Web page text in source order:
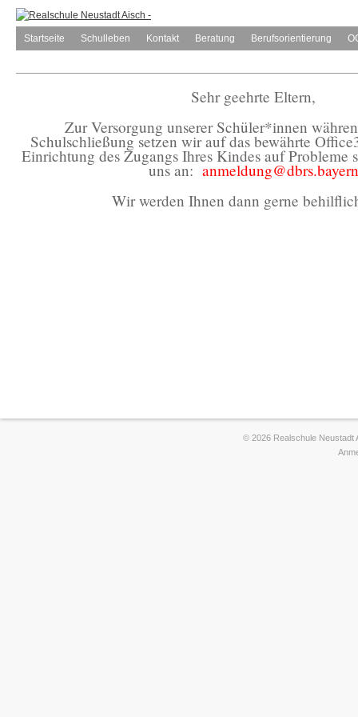
Startseite Schulleben Kontakt Beratung Berufsorientierung
Sehr geehrte Eltern,
Zur Versorgung unserer Schüler*innen
Schulschließung setzen wir auf das bewährte
Einrichtung des Zugangs Ihres Kindes auf Probleme
uns an: anmeldung@dbrs.bayern
Wir werden Ihnen dann gerne
© 2026 Realschule Neustadt